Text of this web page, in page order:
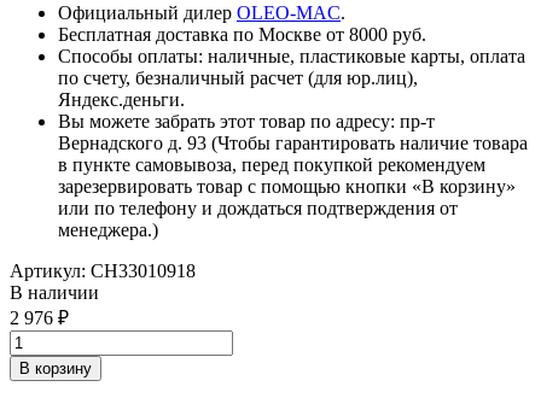
Официальный дилер OLEO-MAC.
Бесплатная доставка по Москве от 8000 руб.
Способы оплаты: наличные, пластиковые карты, оплата
по счету, безналичный расчет (для юр.лиц),
Яндекс.деньги.
Вы можете забрать этот товар по адресу: пр-т
Вернадского д. 93 (Чтобы гарантировать наличие товара
в пункте самовывоза, перед покупкой рекомендуем
зарезервировать товар с помощью кнопки «В корзину»
или по телефону и дождаться подтверждения от
менеджера.)
Артикул: CH33010918
В наличии
2 976
В корзину